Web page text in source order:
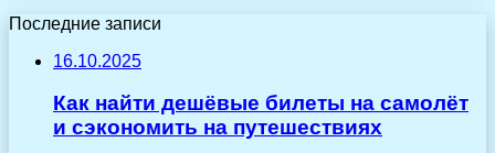
Последние записи
16.10.2025
Как найти дешёвые билеты на самолёт
и сэкономить на путешествиях